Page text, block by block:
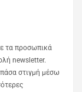
τα προσωπικά
newsletter.
στιγμή μέσω